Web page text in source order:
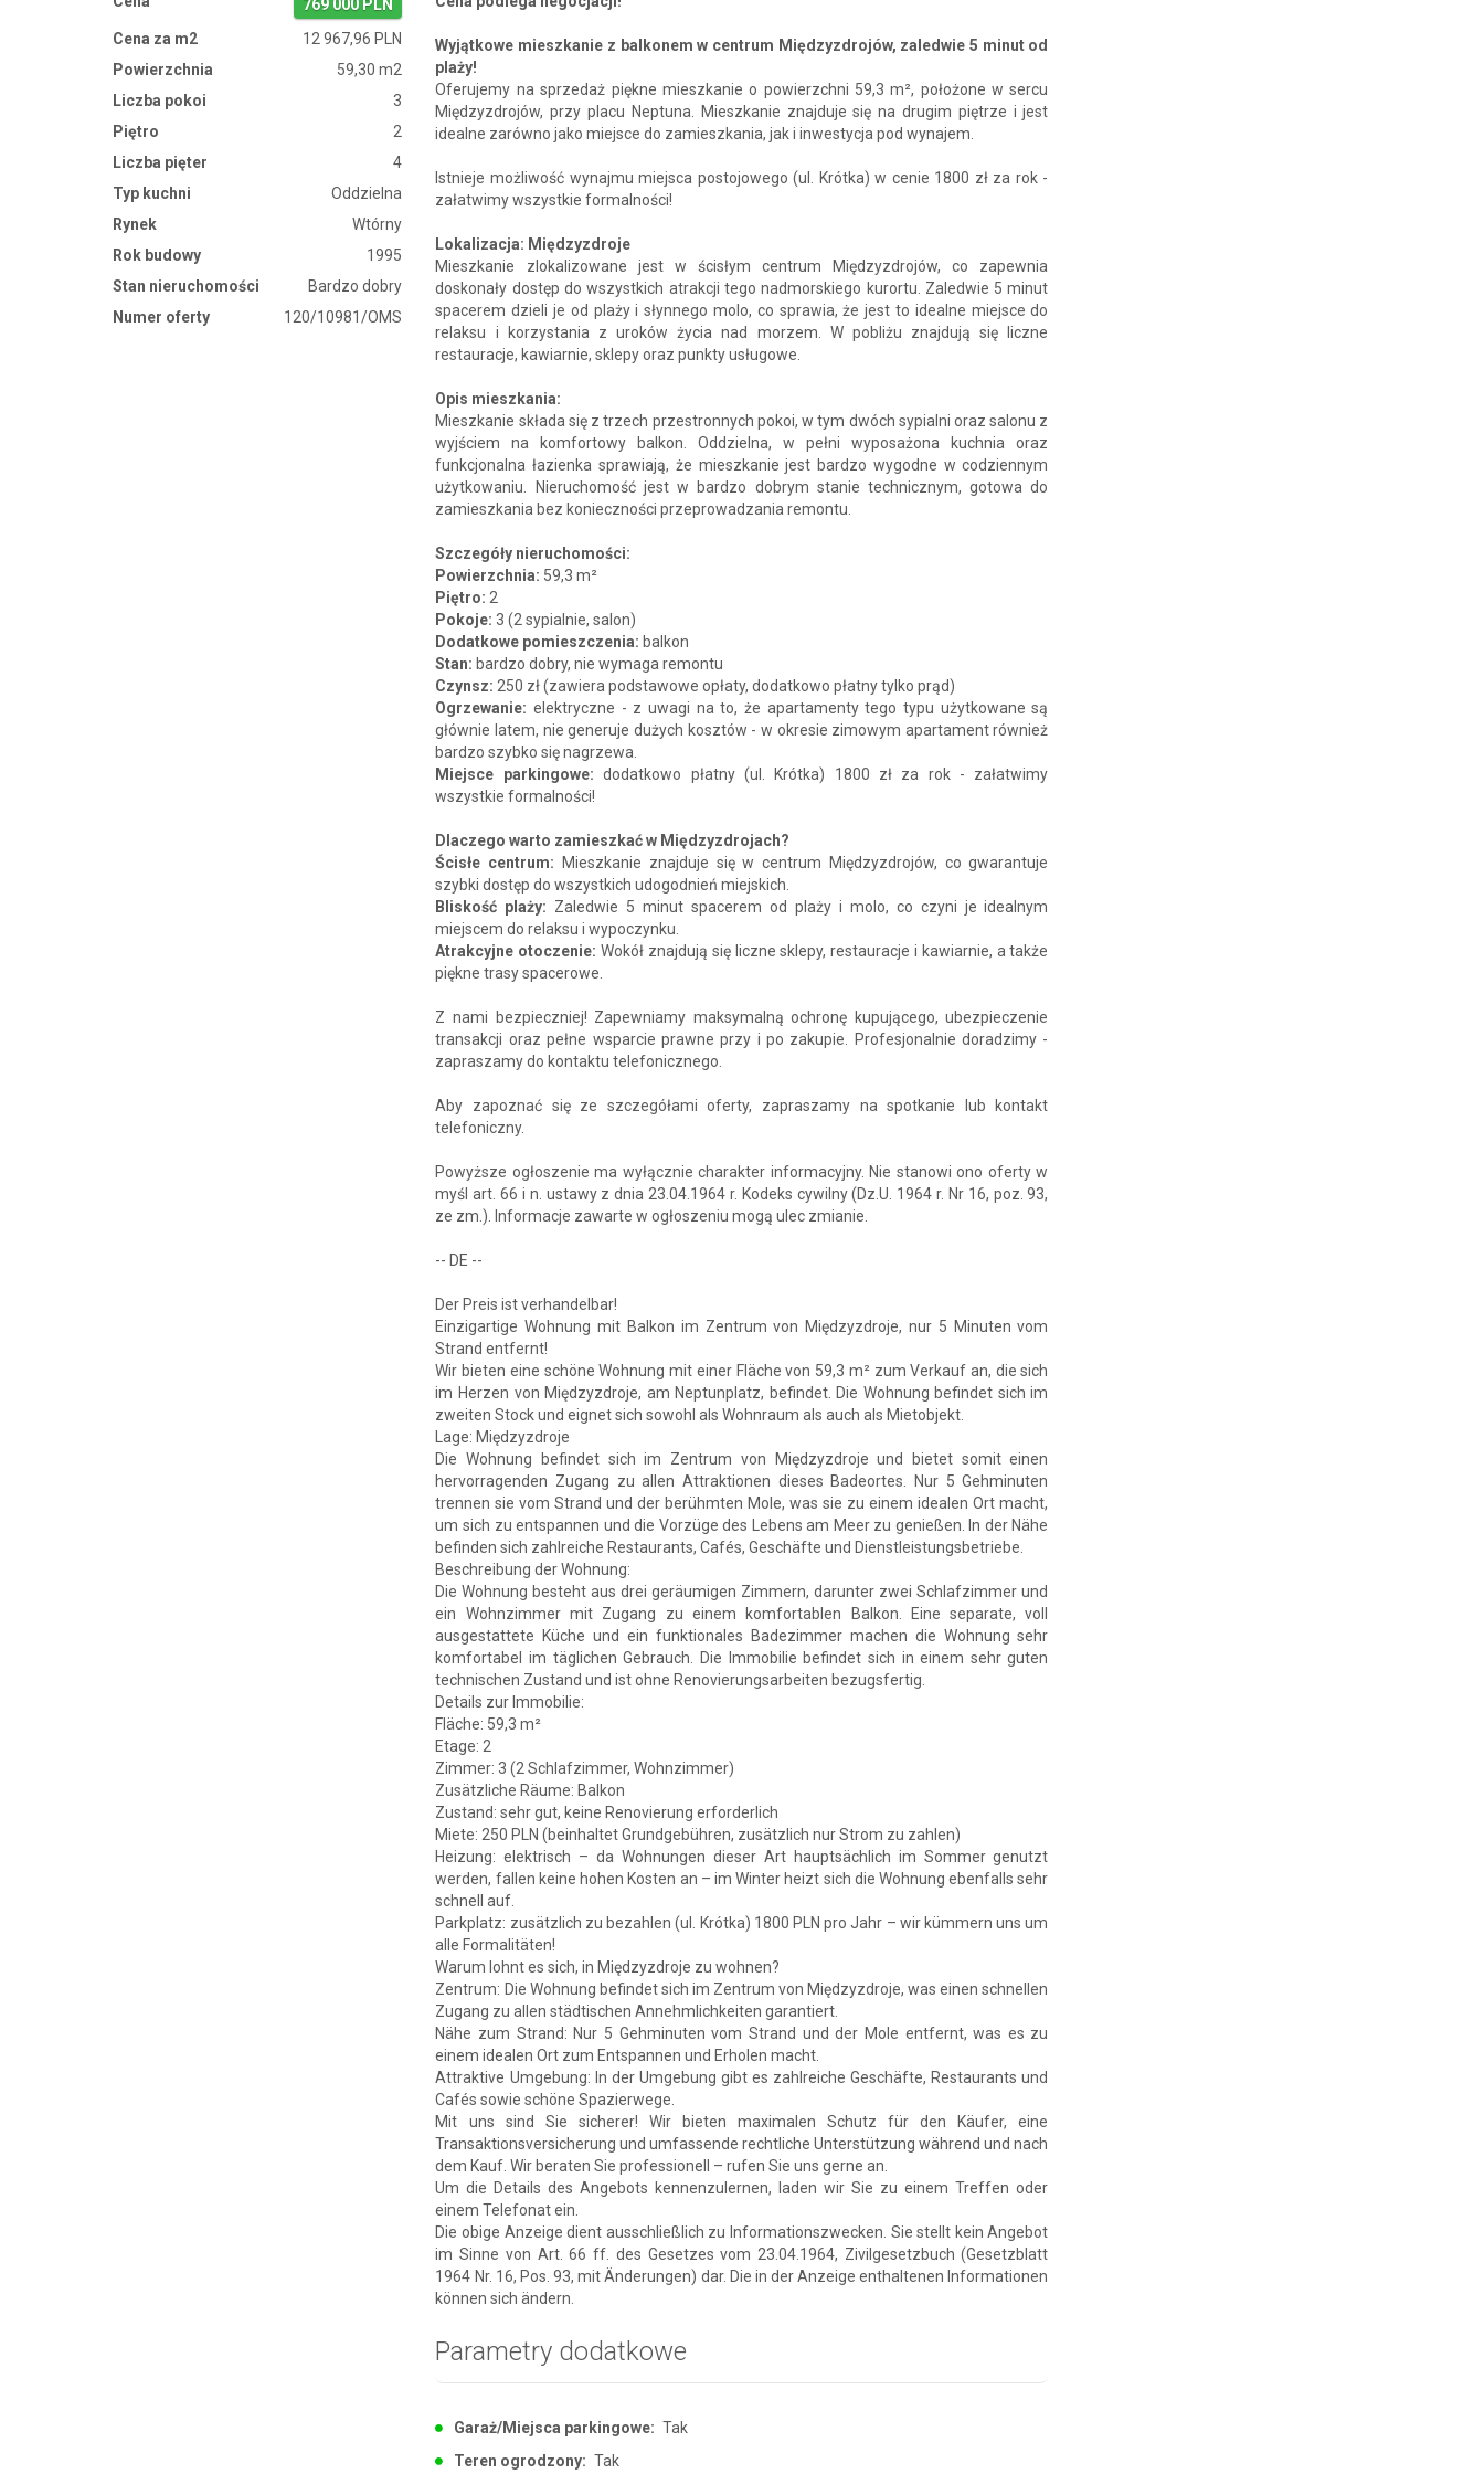
769 000 PLN
Cena za m2
12 967,96 PLN
Powierzchnia
59,30 m2
Liczba pokoi
3
Piętro
2
Liczba pięter
4
Typ kuchni
Oddzielna
Rynek
Wtórny
Rok budowy
1995
Stan nieruchomości
Bardzo dobry
Numer oferty
120/10981/OMS
Wyjątkowe mieszkanie z balkonem w centrum Międzyzdrojów, zaledwie 5 minut od
plaży!
Oferujemy na sprzedaż piękne mieszkanie o powierzchni 59,3 m², położone w sercu
Międzyzdrojów, przy placu Neptuna. Mieszkanie znajduje się na drugim piętrze i jest
idealne zarówno jako miejsce do zamieszkania, jak i inwestycja pod wynajem.
Istnieje możliwość wynajmu miejsca postojowego (ul. Krótka) w cenie 1800 zł za rok -
załatwimy wszystkie formalności!
Lokalizacja: Międzyzdroje
Mieszkanie zlokalizowane jest w ścisłym centrum Międzyzdrojów, co zapewnia
doskonały dostęp do wszystkich atrakcji tego nadmorskiego kurortu. Zaledwie 5 minut
spacerem dzieli je od plaży i słynnego molo, co sprawia, że jest to idealne miejsce do
relaksu i korzystania z uroków życia nad morzem. W pobliżu znajdują się liczne
restauracje, kawiarnie, sklepy oraz punkty usługowe.
Opis mieszkania:
Mieszkanie składa się z trzech przestronnych pokoi, w tym dwóch sypialni oraz salonu z
wyjściem na komfortowy balkon. Oddzielna, w pełni wyposażona kuchnia oraz
funkcjonalna łazienka sprawiają, że mieszkanie jest bardzo wygodne w codziennym
użytkowaniu. Nieruchomość jest w bardzo dobrym stanie technicznym, gotowa do
zamieszkania bez konieczności przeprowadzania remontu.
Szczegóły nieruchomości:
Powierzchnia: 59,3 m²
Piętro: 2
Pokoje:3 (2 sypialnie, salon)
Dodatkowe pomieszczenia: balkon
Stan: bardzo dobry, nie wymaga remontu
Czynsz: 250 zł (zawiera podstawowe opłaty, dodatkowo płatny tylko prąd)
Ogrzewanie: elektryczne - z uwagi na to, że apartamenty tego typu użytkowane są
głównie latem, nie generuje dużych kosztów - w okresie zimowym apartament również
bardzo szybko się nagrzewa.
Miejsce parkingowe: dodatkowo płatny (ul. Krótka) 1800 zł za rok - załatwimy
wszystkie formalności!
Dlaczego warto zamieszkać w Międzyzdrojach?
Ścisłe centrum: Mieszkanie znajduje się w centrum Międzyzdrojów, co gwarantuje
szybki dostęp do wszystkich udogodnień miejskich.
Bliskość plaży: Zaledwie 5 minut spacerem od plaży i molo, co czyni je idealnym
miejscem do relaksu i wypoczynku.
Atrakcyjne otoczenie:Wokół znajdują się liczne sklepy, restauracje i kawiarnie, a także
piękne trasy spacerowe.
Z nami bezpieczniej! Zapewniamy maksymalną ochronę kupującego, ubezpieczenie
transakcji oraz pełne wsparcie prawne przy i po zakupie. Profesjonalnie doradzimy -
zapraszamy do kontaktu telefonicznego.
Aby zapoznać się ze szczegółami oferty, zapraszamy na spotkanie lub kontakt
telefoniczny.
Powyższe ogłoszenie ma wyłącznie charakter informacyjny. Nie stanowi ono oferty w
myśl art. 66 i n. ustawy z dnia 23.04.1964 r. Kodeks cywilny (Dz.U. 1964 r. Nr 16, poz. 93,
ze zm.). Informacje zawarte w ogłoszeniu mogą ulec zmianie.
-- DE --
Der Preis ist verhandelbar!
Einzigartige Wohnung mit Balkon im Zentrum von Międzyzdroje, nur 5 Minuten vom
Strand entfernt!
Wir bieten eine schöne Wohnung mit einer Fläche von 59,3 m² zum Verkauf an, die sich
im Herzen von Międzyzdroje, am Neptunplatz, befindet. Die Wohnung befindet sich im
zweiten Stock und eignet sich sowohl als Wohnraum als auch als Mietobjekt.
Lage: Międzyzdroje
Die Wohnung befindet sich im Zentrum von Międzyzdroje und bietet somit einen
hervorragenden Zugang zu allen Attraktionen dieses Badeortes. Nur 5 Gehminuten
trennen sie vom Strand und der berühmten Mole, was sie zu einem idealen Ort macht,
um sich zu entspannen und die Vorzüge des Lebens am Meer zu genießen. In der Nähe
befinden sich zahlreiche Restaurants, Cafés, Geschäfte und Dienstleistungsbetriebe.
Beschreibung der Wohnung:
Die Wohnung besteht aus drei geräumigen Zimmern, darunter zwei Schlafzimmer und
ein Wohnzimmer mit Zugang zu einem komfortablen Balkon. Eine separate, voll
ausgestattete Küche und ein funktionales Badezimmer machen die Wohnung sehr
komfortabel im täglichen Gebrauch. Die Immobilie befindet sich in einem sehr guten
technischen Zustand und ist ohne Renovierungsarbeiten bezugsfertig.
Details zur Immobilie:
Fläche: 59,3 m²
Etage: 2
Zimmer: 3 (2 Schlafzimmer, Wohnzimmer)
Zusätzliche Räume: Balkon
Zustand: sehr gut, keine Renovierung erforderlich
Miete: 250 PLN (beinhaltet Grundgebühren, zusätzlich nur Strom zu zahlen)
Heizung: elektrisch – da Wohnungen dieser Art hauptsächlich im Sommer genutzt
werden, fallen keine hohen Kosten an – im Winter heizt sich die Wohnung ebenfalls sehr
schnell auf.
Parkplatz: zusätzlich zu bezahlen (ul. Krótka) 1800 PLN pro Jahr – wir kümmern uns um
alle Formalitäten!
Warum lohnt es sich, in Międzyzdroje zu wohnen?
Zentrum: Die Wohnung befindet sich im Zentrum von Międzyzdroje, was einen schnellen
Zugang zu allen städtischen Annehmlichkeiten garantiert.
Nähe zum Strand: Nur 5 Gehminuten vom Strand und der Mole entfernt, was es zu
einem idealen Ort zum Entspannen und Erholen macht.
Attraktive Umgebung: In der Umgebung gibt es zahlreiche Geschäfte, Restaurants und
Cafés sowie schöne Spazierwege.
Mit uns sind Sie sicherer! Wir bieten maximalen Schutz für den Käufer, eine
Transaktionsversicherung und umfassende rechtliche Unterstützung während und nach
dem Kauf. Wir beraten Sie professionell – rufen Sie uns gerne an.
Um die Details des Angebots kennenzulernen, laden wir Sie zu einem Treffen oder
einem Telefonat ein.
Die obige Anzeige dient ausschließlich zu Informationszwecken. Sie stellt kein Angebot
im Sinne von Art. 66 ff. des Gesetzes vom 23.04.1964, Zivilgesetzbuch (Gesetzblatt
1964 Nr. 16, Pos. 93, mit Änderungen) dar. Die in der Anzeige enthaltenen Informationen
können sich ändern.
Parametry dodatkowe
Garaż/Miejsca parkingowe: Tak
Teren ogrodzony: Tak